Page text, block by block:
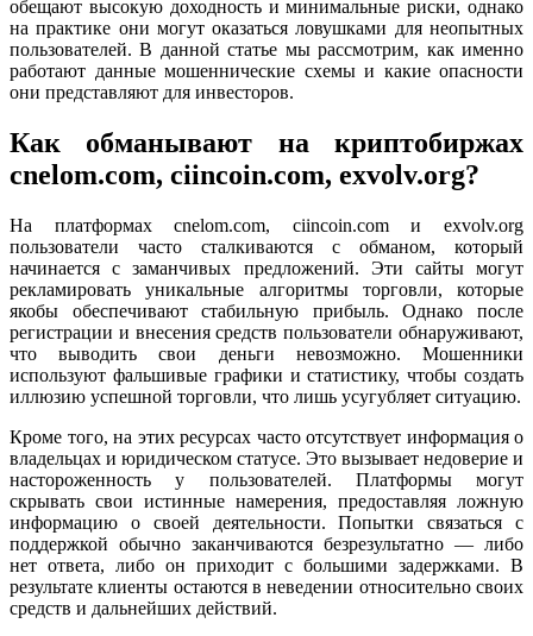
обещают высокую доходность и минимальные риски, однако
на практике они могут оказаться ловушками для неопытных
пользователей. В данной статье мы рассмотрим, как именно
работают данные мошеннические схемы и какие опасности
они представляют для инвесторов.
Как обманывают на криптобиржах
cnelom.com, ciincoin.com, exvolv.org?
На платформах cnelom.com, ciincoin.com и exvolv.org
пользователи часто сталкиваются с обманом, который
начинается с заманчивых предложений. Эти сайты могут
рекламировать уникальные алгоритмы торговли, которые
якобы обеспечивают стабильную прибыль. Однако после
регистрации и внесения средств пользователи обнаруживают,
что выводить свои деньги невозможно. Мошенники
используют фальшивые графики и статистику, чтобы создать
иллюзию успешной торговли, что лишь усугубляет ситуацию.
Кроме того, на этих ресурсах часто отсутствует информация о
владельцах и юридическом статусе. Это вызывает недоверие и
настороженность у пользователей. Платформы могут
скрывать свои истинные намерения, предоставляя ложную
информацию о своей деятельности. Попытки связаться с
поддержкой обычно заканчиваются безрезультатно — либо
нет ответа, либо он приходит с большими задержками. В
результате клиенты остаются в неведении относительно своих
средств и дальнейших действий.